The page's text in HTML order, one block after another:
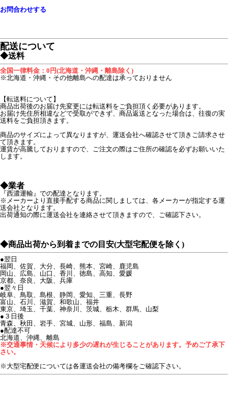
お問合わせする
配送について
◆送料
全国一律料金：0円(北海道・沖縄・離島除く)
※北海道・沖縄・その他離島への配達は承っておりません
【転送料について】
商品出荷後のお届け先変更には転送料をご負担頂く必要があります。
お届け先住所相違などで受取ができず、商品返送となった場合は、往復の実
送料をご負担頂きます。
商品のサイズによって異なりますが、運送会社へ確認させて頂きご請求させ
て頂きます。
運賃が高騰しておりますので、ご注文の際はご住所の確認を必ずお願いいた
します。
◆業者
『西濃運輸』での配達となります。
※メーカーより直接手配する商品に関しましては、各メーカーが指定する運
送会社となります。
出荷通知の際に運送会社を連絡させて頂きますので、ご確認下さい。
◆商品出荷から到着までの目安(大型宅配便を除く)
●翌日
福岡、佐賀、大分、長崎、熊本、宮崎、鹿児島
岡山、広島、山口、香川、徳島、高知、愛媛
京都、奈良、大阪、兵庫
●翌々日
岐阜、鳥取、島根、静岡、愛知、三重、長野
富山、石川、滋賀、和歌山、福井
東京、埼玉、千葉、神奈川、茨城、栃木、群馬、山梨
●３日後
青森、秋田、岩手、宮城、山形、福島、新潟
●配達不可
北海道、沖縄、離島
※交通事情・天候により多少の遅れが生じることがあります。予めご了承下
さい。
※大型宅配便については各運送会社の備考欄をご確認下さい。